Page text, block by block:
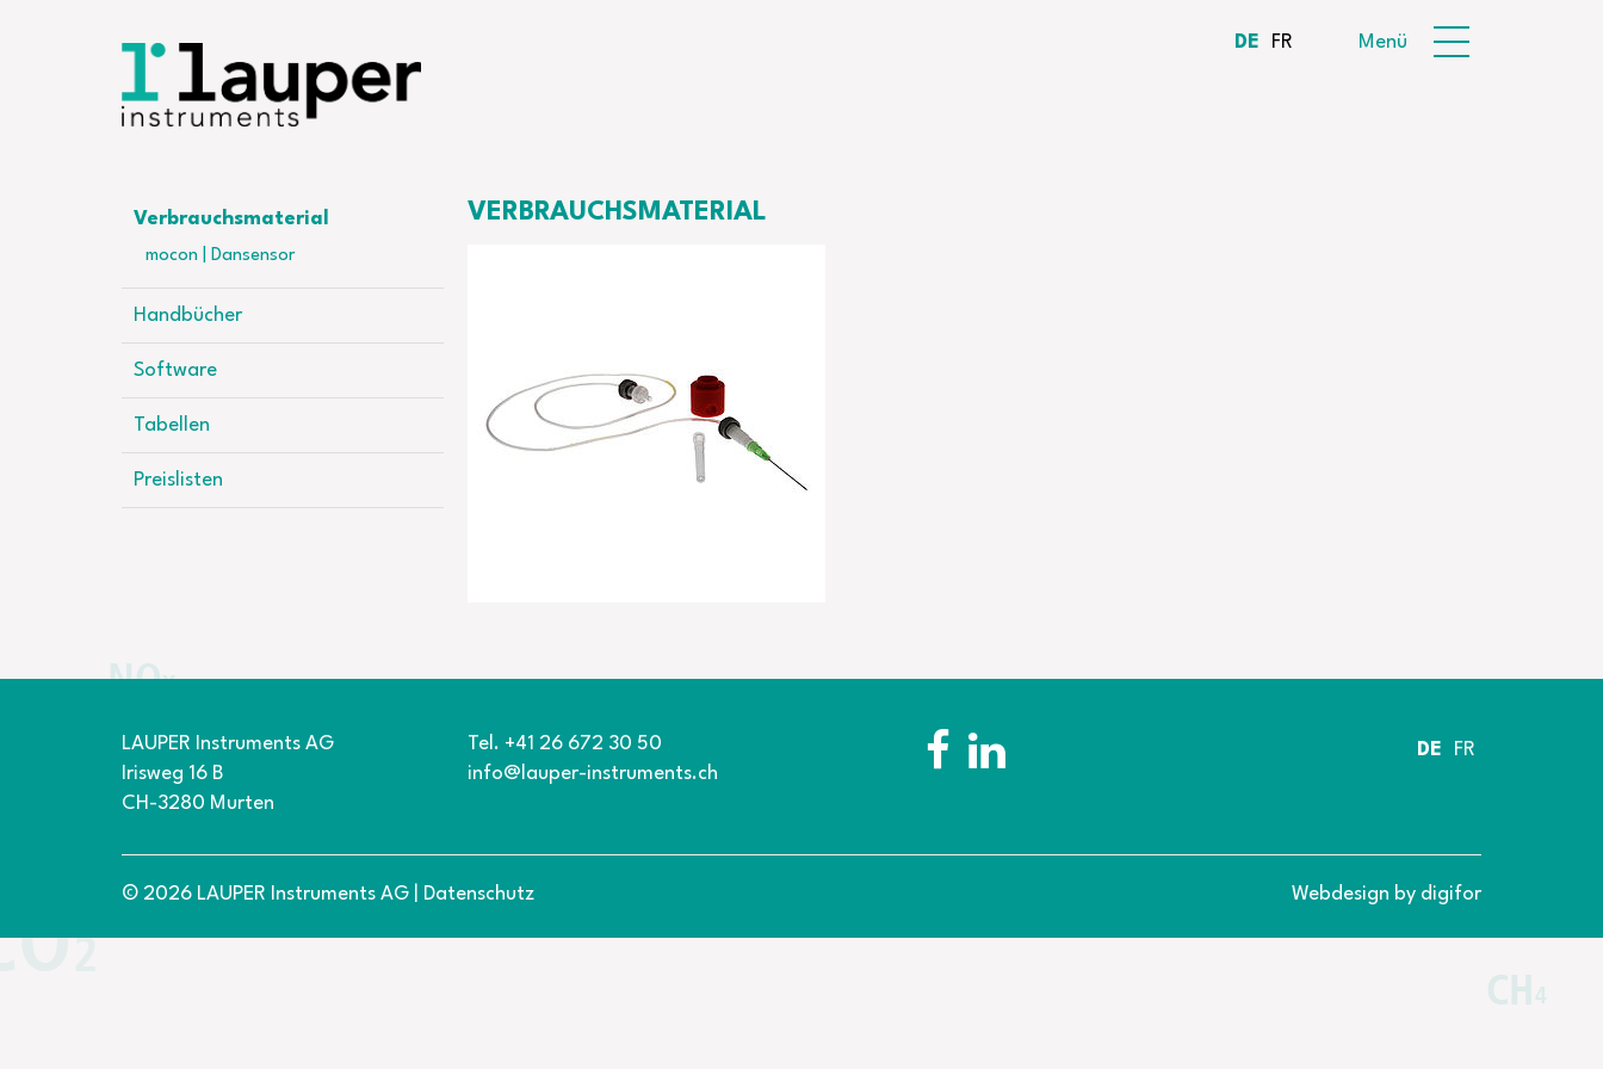
DE FR Menü
Verbrauchsmaterial
mocon | Dansensor
Handbücher
Software
Tabellen
Preislisten
VERBRAUCHSMATERIAL
LAUPER Instruments AG
Irisweg 16 B
CH-3280 Murten
Tel. +41 26 672 30 50
info@lauper-instruments.ch
DE FR
© 2026 LAUPER Instruments AG Datenschutz Webdesign by digifor